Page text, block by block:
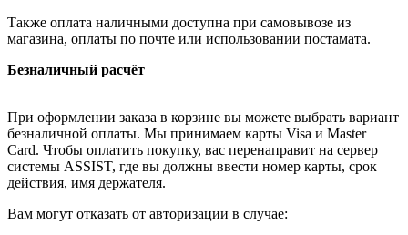
Также оплата наличными доступна при самовывозе из
магазина, оплаты по почте или использовании постамата.
Безналичный расчёт
При оформлении заказа в корзине вы можете выбрать вариант
безналичной оплаты. Мы принимаем карты Visa и Master
Card. Чтобы оплатить покупку, вас перенаправит на сервер
системы ASSIST, где вы должны ввести номер карты, срок
действия, имя держателя.
Вам могут отказать от авторизации в случае: